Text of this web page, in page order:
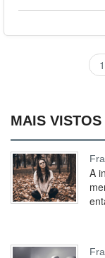
1
MAIS VISTOS
A